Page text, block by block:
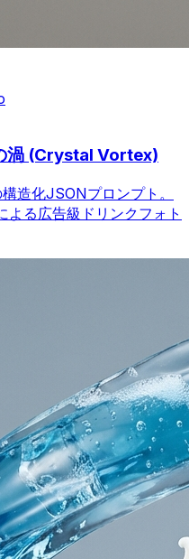
渦 (Crystal Vortex)
造化JSONプロンプト。
よる広告級ドリンクフォト